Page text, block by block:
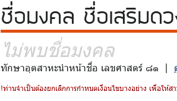
ชื่อมงคล ชื่อเสริมด
ไม่พบชื่อมงคล
ทักษาอุตสาหะนำหน้าชื่อ เลขศาสตร์ ๘๑ |
!ท่านจำเป็นต้องยกเลิกการกำหนดเงื่อนไขบางอย่าง เพื่อให้